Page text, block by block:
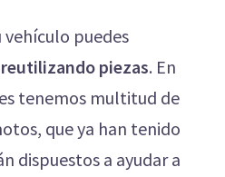
vehículo puedes
reutilizando piezas. En
tenemos multitud de
que ya han tenido
dispuestos a ayudar a